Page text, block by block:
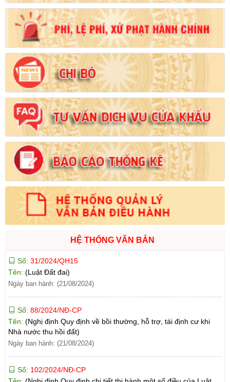
HỆ THỐNG VĂN BẢN
Số:102/2024/NĐ-CP
Tên:(Nghị định Quy định chi tiết thi hành một số điều của Luật
Đất đai)
Ngày ban hành: (21/08/2024)
Số:103/2024/NĐ-CP
Tên:(Nghị định Quy định về tiền sử dụng đất, tiền thuê đất)
Ngày ban hành: (21/08/2024)
Số: 1731/KH-UBND
Tên:(Kế hoạch triển khai thi hành Luật Đất đai năm 2024)
Ngày ban hành: (21/08/2024)
Số:71/2024/NĐ-CP
Tên:(Nghị định Quy định về giá đất)
Ngày ban hành: (21/08/2024)
Số:
88/2024/NĐ-CP
Tên:
(Nghị định Quy định về bồi thường, hỗ trợ, tái định cư khi
Nhà nước thu hồi đất)
Ngày ban hành: (21/08/2024)
102/2024/NĐ-CP
Tên:
(Nghị định Quy định chi tiết thi hành một số điều của Luật
Đất đai)
Ngày ban hành: (21/08/2024)